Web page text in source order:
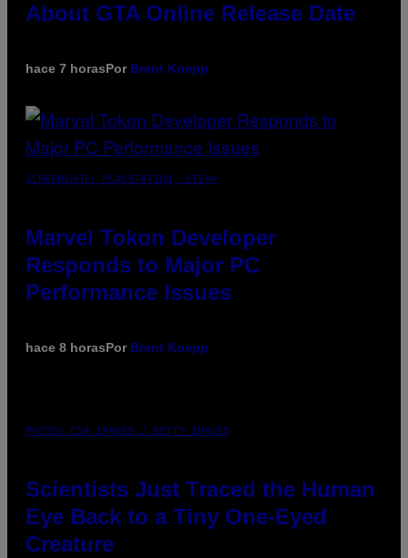
About GTA Online Release Date
hace 7 horasPor Brent Koepp
SCREENSHOT: PLAYSTATION, STEAM
Marvel Tokon Developer
Responds to Major PC
Performance Issues
hace 8 horasPor Brent Koepp
PHOTO: CSA IMAGES / GETTY IMAGES
Scientists Just Traced the Human
Eye Back to a Tiny One-Eyed
Creature